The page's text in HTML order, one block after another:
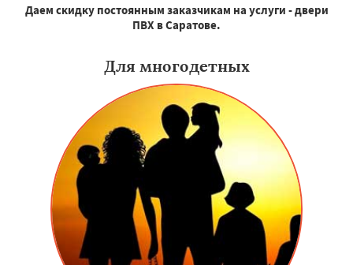
Даем скидку постоянным заказчикам на услуги - двери
ПВХ в Саратове.
Для многодетных